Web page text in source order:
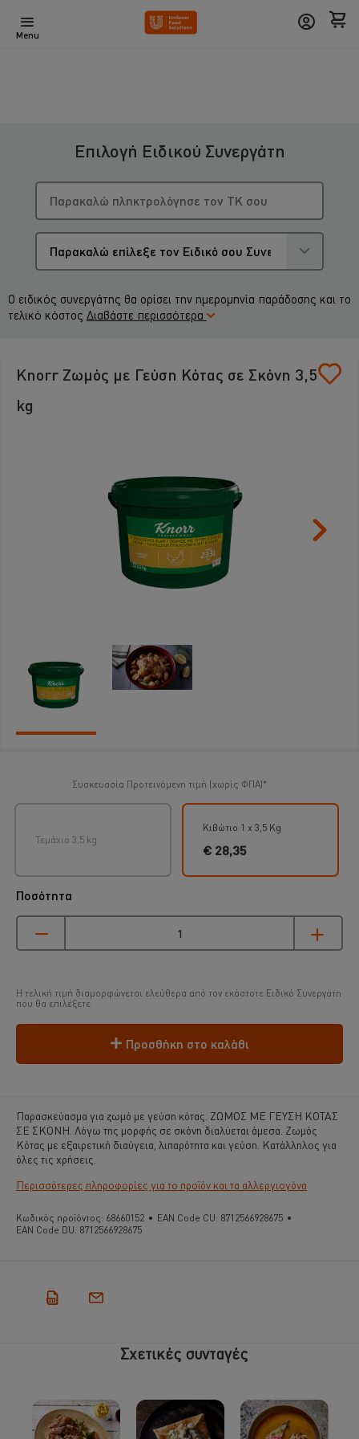
Menu
Επιλογή Ειδικού Συνεργάτη
Ο ειδικός συνεργάτης θα ορίσει την ημερομηνία παράδοσης και το
τελικό κόστος Διαβάστε περισσότερα
Knorr Ζωμός με Γεύση Κότας σε Σκόνη 3,5
kg
Συσκευασία Προτεινόμενη τιμή (χωρίς ΦΠΑ)*
Ποσότητα
Τεμάχιο 3,5 kg
Κιβώτιο 1 x 3,5 Kg
€ 28,35
Η τελική τιμή διαμορφώνεται ελεύθερα από τον εκάστοτε Ειδικό Συνεργάτη
που θα επιλέξετε
Προσθήκη στο καλάθι
Παρασκεύασμα για ζωμό με γεύση κότας. ZΩΜΟΣ ΜΕ ΓΕΥΣΗ ΚΟΤΑΣ
ΣΕ ΣΚΟΝΗ. Λόγω της μορφής σε σκόνη διαλύεται άμεσα. Ζωμός
Κότας με εξαιρετική διαύγεια, λιπαρότητα και γεύση. Κατάλληλος για
όλες τις χρήσεις.
Περισσότερες πληροφορίες για το προϊόν και τα αλλεργιογόνα
Κωδικός προϊόντος: 68660152 • EAN Code CU: 8712566928675 •
EAN Code DU: 8712566928675
Σχετικές συνταγές